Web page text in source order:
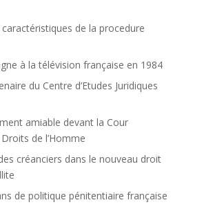
caractéristiques de la procedure
à la télévision française en 1984
du Centre d’Etudes Juridiques
amiable devant la Cour
de l’Homme
créanciers dans le nouveau droit
de politique pénitentiaire française